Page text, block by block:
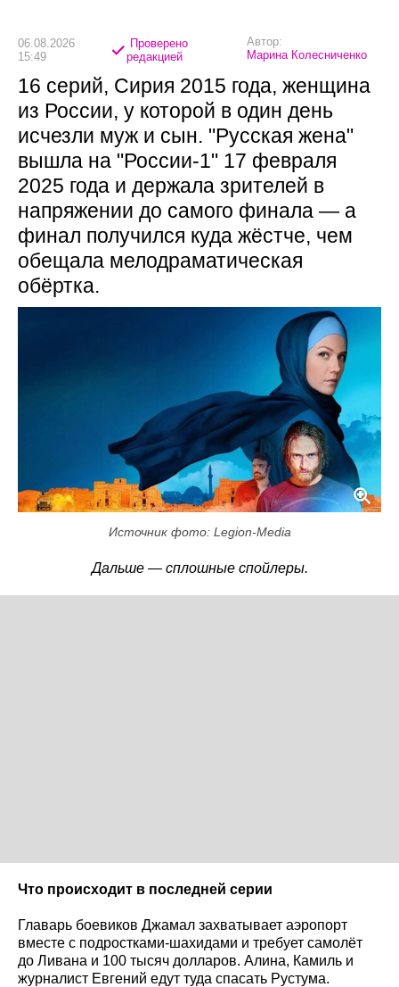
06.08.2026
15:49
Проверено
редакцией
Автор:
Марина Колесниченко
16 серий, Сирия 2015 года, женщина
из России, у которой в один день
исчезли муж и сын. "Русская жена"
вышла на "России-1" 17 февраля
2025 года и держала зрителей в
напряжении до самого финала — а
финал получился куда жёстче, чем
обещала мелодраматическая
обёртка.
Источник фото: Legion-Media
Дальше — сплошные спойлеры.
Что происходит в последней серии
Главарь боевиков Джамал захватывает аэропорт
вместе с подростками-шахидами и требует самолёт
до Ливана и 100 тысяч долларов. Алина, Камиль и
журналист Евгений едут туда спасать Рустума.